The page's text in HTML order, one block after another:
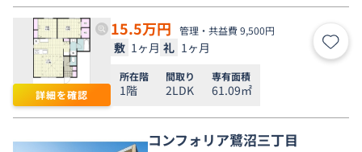
詳細を確認
15.5万円 管理・共益費 9,500円
敷 1ヶ月 礼 1ヶ月 お気
所在階
1階
間取り
2LDK
専有面積
61.09㎡
コンフォリア鷺沼三丁目